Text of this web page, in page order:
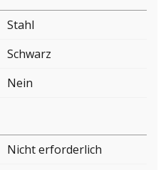
Stahl
Schwarz
Nein
Nicht erforderlich